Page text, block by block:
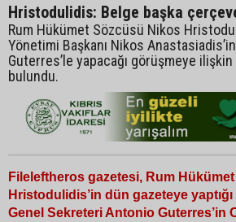
Hristodulidis: Belge başka
Rum Hükümet Sözcüsü Nikos
Yönetimi Başkanı Nikos Anastasiadis’in
Guterres’le yapacağı görüşmeye ilişkin
bulundu.
Fileleftheros gazetesi, Rum
Hristodulidis’in dün gazeteye yaptığı
Genel Sekreteri Antonio Guterres’in